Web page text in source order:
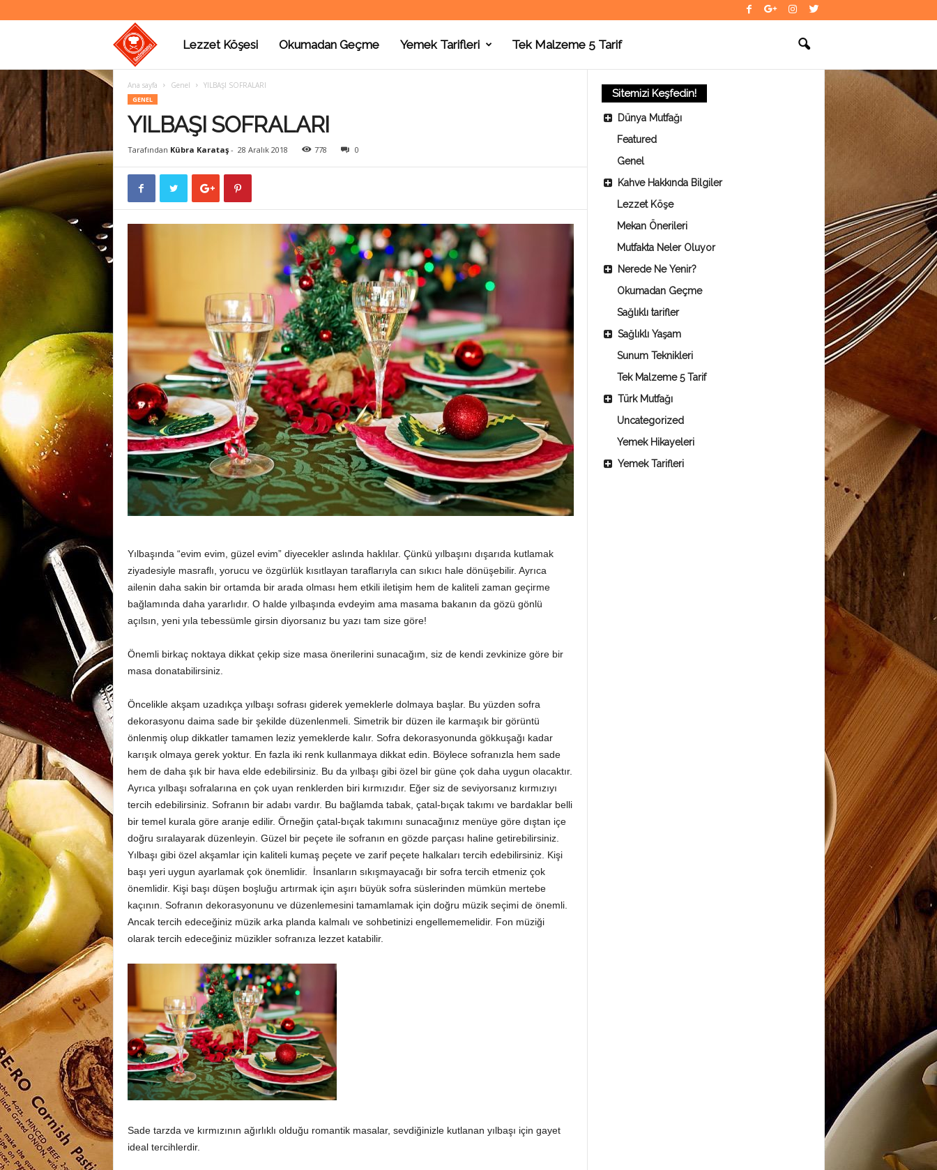
t
a
n
y
Lezzet Köşesi Okumadan Geçme Yemek Tarifleri Tek Malzeme 5 Tarif
Ana sayfa Genel YILBAŞI SOFRALARI
GENEL
YILBAŞI SOFRALARI
Tarafından Kübra Karataş- 28 Aralık 2018 778 0
Yılbaşında “evim evim, güzel evim” diyecekler aslında haklılar. Çünkü yılbaşını dışarıda kutlamak
ziyadesiyle masraflı, yorucu ve özgürlük kısıtlayan taraflarıyla can sıkıcı hale dönüşebilir. Ayrıca
ailenin daha sakin bir ortamda bir arada olması hem etkili iletişim hem de kaliteli zaman geçirme
bağlamında daha yararlıdır. O halde yılbaşında evdeyim ama masama bakanın da gözü gönlü
açılsın, yeni yıla tebessümle girsin diyorsanız bu yazı tam size göre!
Önemli birkaç noktaya dikkat çekip size masa önerilerini sunacağım, siz de kendi zevkinize göre bir
masa donatabilirsiniz.
Öncelikle akşam uzadıkça yılbaşı sofrası giderek yemeklerle dolmaya başlar. Bu yüzden sofra
dekorasyonu daima sade bir şekilde düzenlenmeli. Simetrik bir düzen ile karmaşık bir görüntü
önlenmiş olup dikkatler tamamen leziz yemeklerde kalır. Sofra dekorasyonunda gökkuşağı kadar
karışık olmaya gerek yoktur. En fazla iki renk kullanmaya dikkat edin. Böylece sofranızla hem sade
hem de daha şık bir hava elde edebilirsiniz. Bu da yılbaşı gibi özel bir güne çok daha uygun olacaktır.
Ayrıca yılbaşı sofralarına en çok uyan renklerden biri kırmızıdır. Eğer siz de seviyorsanız kırmızıyı
tercih edebilirsiniz. Sofranın bir adabı vardır. Bu bağlamda tabak, çatal-bıçak takımı ve bardaklar belli
bir temel kurala göre aranje edilir. Örneğin çatal-bıçak takımını sunacağınız menüye göre dıştan içe
doğru sıralayarak düzenleyin. Güzel bir peçete ile sofranın en gözde parçası haline getirebilirsiniz.
Yılbaşı gibi özel akşamlar için kaliteli kumaş peçete ve zarif peçete halkaları tercih edebilirsiniz. Kişi
başı yeri uygun ayarlamak çok önemlidir. İnsanların sıkışmayacağı bir sofra tercih etmeniz çok
önemlidir. Kişi başı düşen boşluğu artırmak için aşırı büyük sofra süslerinden mümkün mertebe
kaçının. Sofranın dekorasyonunu ve düzenlemesini tamamlamak için doğru müzik seçimi de önemli.
Ancak tercih edeceğiniz müzik arka planda kalmalı ve sohbetinizi engellememelidir. Fon müziği
olarak tercih edeceğiniz müzikler sofranıza lezzet katabilir.
Sade tarzda ve kırmızının ağırlıklı olduğu romantik masalar, sevdiğinizle kutlanan yılbaşı için gayet
ideal tercihlerdir.
Sitemizi Keşfedin!
Dünya Mutfağı
Featured
Genel
Kahve Hakkında Bilgiler
Lezzet Köşe
Mekan Önerileri
Mutfakta Neler Oluyor
Nerede Ne Yenir?
Okumadan Geçme
Sağlıklı tarifler
Sağlıklı Yaşam
Sunum Teknikleri
Tek Malzeme 5 Tarif
Türk Mutfağı
Uncategorized
Yemek Hikayeleri
Yemek Tarifleri